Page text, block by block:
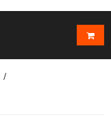
/